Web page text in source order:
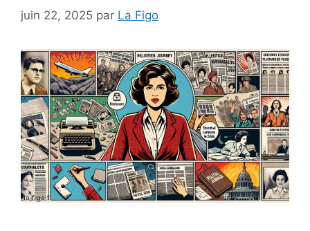
juin 22, 2025 par La Figo